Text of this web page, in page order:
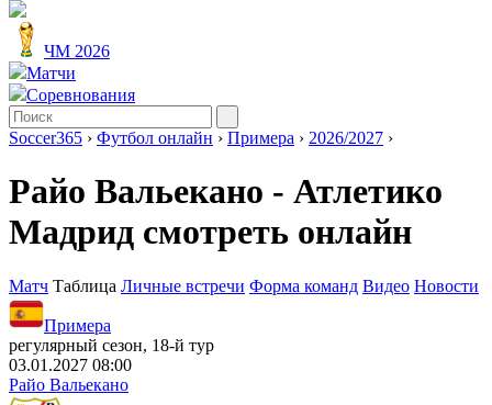
ЧМ 2026
Матчи
Соревнования
Soccer365 › Футбол онлайн › Примера › 2026/2027 ›
Райо Вальекано - Атлетико
Мадрид смотреть онлайн
Матч Таблица Личные встречи Форма команд Видео Новости
Примера
регулярный сезон, 18-й тур
03.01.2027 08:00
Райо Вальекано